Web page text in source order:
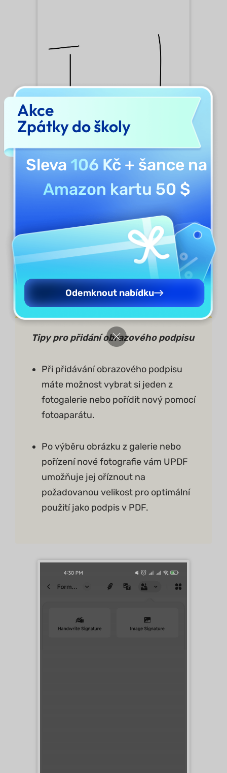
Tipypro přidání obrazového podpisu
Při přidávání obrazového podpisu
máte možnost vybrat si jeden z
fotogalerie nebo pořídit nový pomocí
fotoaparátu.
Po výběru obrázku z galerie nebo
pořízení nové fotografie vám UPDF
umožňuje jej oříznout na
požadovanou velikost pro optimální
použití jako podpis v PDF.
Akce
Zpátky do školy
Sleva 106 Kč + šance na
Amazon kartu 50 $
Odemknout nabídku